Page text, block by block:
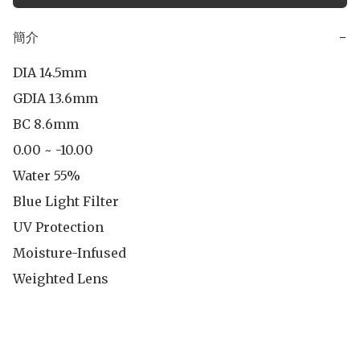
簡介 −
DIA 14.5mm
GDIA 13.6mm
BC 8.6mm
0.00 ~ -10.00
Water 55%
Blue Light Filter
UV Protection
Moisture-Infused
Weighted Lens